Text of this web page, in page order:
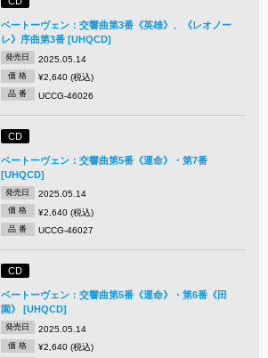
ベートーヴェン：交響曲第3番《英雄》、《レオノー
レ》序曲第3番 [UHQCD]
発売日 2025.05.14
価 格 ¥2,640 (税込)
品 番 UCCG-46026
CD
ベートーヴェン：交響曲第5番《運命》・第7番
[UHQCD]
発売日 2025.05.14
価 格 ¥2,640 (税込)
品 番 UCCG-46027
CD
ベートーヴェン：交響曲第5番《運命》・第6番《田
園》 [UHQCD]
発売日 2025.05.14
価 格 ¥2,640 (税込)